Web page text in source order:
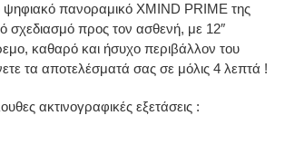
ψηφιακό πανοραμικό XMIND PRIME της
σχεδιασμό προς τον ασθενή, με 12″
καθαρό και ήσυχο περιβάλλον του
τα αποτελέσματά σας σε μόλις 4 λεπτά !
ακτινογραφικές εξετάσεις :